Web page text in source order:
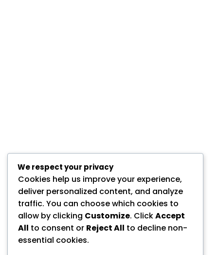
We respect your privacy
Cookies help us improve your experience,
deliver personalized content, and analyze
traffic. You can choose which cookies to
allow by clicking Customize. ClickAccept
All to consent or Reject All to decline non-
essential cookies.